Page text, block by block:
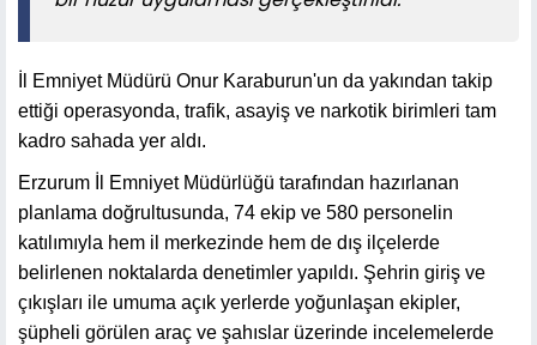
İl Emniyet Müdürü Onur Karaburun'un da yakından takip
ettiği operasyonda, trafik, asayiş ve narkotik birimleri tam
kadro sahada yer aldı.
Erzurum İl Emniyet Müdürlüğü tarafından hazırlanan
planlama doğrultusunda, 74 ekip ve 580 personelin
katılımıyla hem il merkezinde hem de dış ilçelerde
belirlenen noktalarda denetimler yapıldı. Şehrin giriş ve
çıkışları ile umuma açık yerlerde yoğunlaşan ekipler,
şüpheli görülen araç ve şahıslar üzerinde incelemelerde